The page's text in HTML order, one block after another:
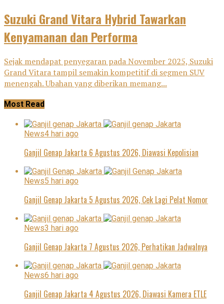
Suzuki Grand Vitara Hybrid Tawarkan
Kenyamanan dan Performa
Sejak mendapat penyegaran pada November 2025, Suzuki
Grand Vitara tampil semakin kompetitif di segmen SUV
menengah. Ubahan yang diberikan memang...
Most Read
News4 hari ago
Ganjil Genap Jakarta 6 Agustus 2026, Diawasi Kepolisian
News5 hari ago
Ganjil Genap Jakarta 5 Agustus 2026, Cek Lagi Pelat Nomor
News3 hari ago
Ganjil Genap Jakarta 7 Agustus 2026, Perhatikan Jadwalnya
News6 hari ago
Ganjil Genap Jakarta 4 Agustus 2026, Diawasi Kamera ETLE